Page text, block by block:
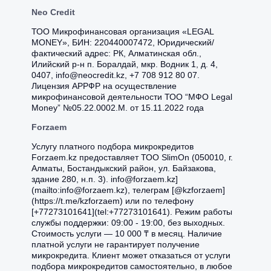
Neo Credit
ТОО Микрофинансовая организация «LEGAL
MONEY», БИН: 220440007472, Юридический/
фактический адрес: РК, Алматинская обл.,
Илийский р-н п. Боралдай, мкр. Водник 1, д. 4,
0407, info@neocredit.kz, +7 708 912 80 07.
Лицензия АРРФР на осуществление
микрофинансовой деятельности ТОО “MФО Legal
Money” №05.22.0002.М. от 15.11.2022 года
Forzaem
Услугу платного подбора микрокредитов
Forzaem.kz предоставляет ТОО SlimOn (050010, г.
Алматы, Бостандыкский район, ул. Байзакова,
здание 280, н.п. 3). info@forzaem.kz]
(mailto:info@forzaem.kz), телеграм [@kzforzaem]
(https://t.me/kzforzaem) или по телефону
[+77273101641](tel:+77273101641). Режим работы
службы поддержки: 09:00 - 19:00, без выходных.
Стоимость услуги — 10 000 ₸ в месяц. Наличие
платной услуги не гарантирует получение
микрокредита. Клиент может отказаться от услуги
подбора микрокредитов самостоятельно, в любое